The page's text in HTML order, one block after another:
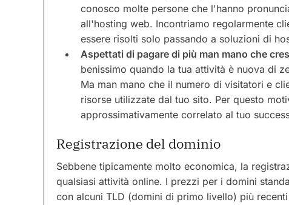
conosco molte persone che l'hanno
all'hosting web. Incontriamo regolarmente
essere risolti solo passando a soluzioni di
Aspettati di pagare di più man mano che
benissimo quando la tua attività è nuova di
Ma man mano che il numero di visitatori e
risorse utilizzate dal tuo sito. Per questo
approssimativamente correlato al tuo
Registrazione del dominio
Sebbene tipicamente molto economica, la
qualsiasi attività online. I prezzi per i domini
con alcuni TLD (domini di primo livello) più